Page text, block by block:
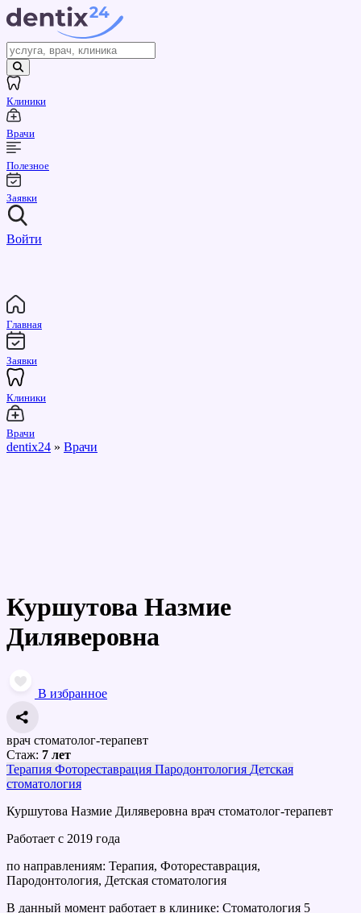
Клиники
Врачи
Полезное
Заявки
Войти
Главная
Заявки
Клиники
Врачи
dentix24 » Врачи
Куршутова Назмие
Диляверовна
В избранное
врач стоматолог-терапевт
Стаж: 7 лет
Терапия Фотореставрация Пародонтология Детская
стоматология
Куршутова Назмие Диляверовна врач стоматолог-терапевт
Работает с 2019 года
по направлениям: Терапия, Фотореставрация,
Пародонтология, Детская стоматология
В данный момент работает в клинике: Стоматология 5